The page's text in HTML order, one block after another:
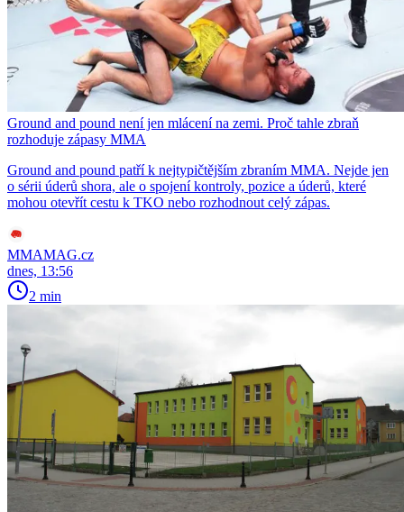
Ground and pound není jen mlácení na zemi. Proč tahle zbraň
rozhoduje zápasy MMA
Ground and pound patří k nejtypičtějším zbraním MMA. Nejde jen
o sérii úderů shora, ale o spojení kontroly, pozice a úderů, které
mohou otevřít cestu k TKO nebo rozhodnout celý zápas.
MMAMAG.cz
dnes, 13:56
2 min